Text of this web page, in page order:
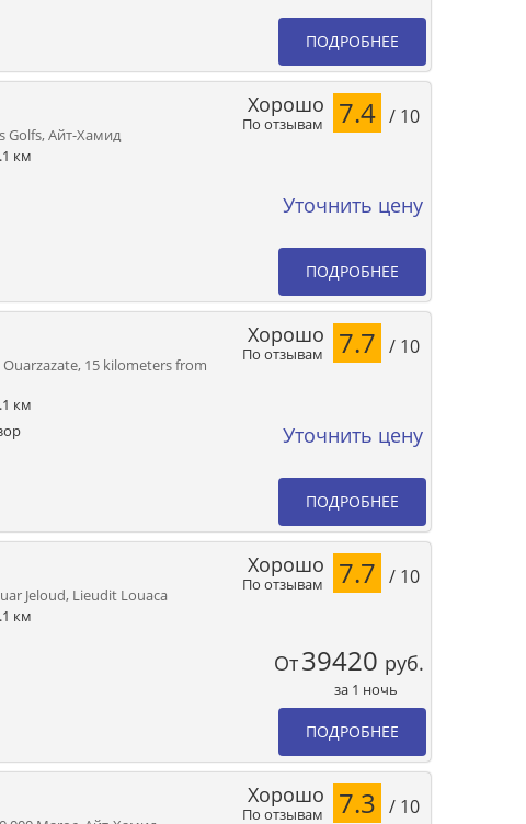
ПОДРОБНЕЕ
Golfs, Айт-Хамид
км
По отзывам
Хорошо 7.4 / 10
Уточнить цену
ПОДРОБНЕЕ
15 kilometers from
км
По отзывам
Хорошо 7.7 / 10
Уточнить цену
ПОДРОБНЕЕ
Jeloud, Lieudit Louaca
км
По отзывам
Хорошо 7.7 / 10
От39420 руб.
за 1 ночь
ПОДРОБНЕЕ
По отзывам
Хорошо 7.3 / 10